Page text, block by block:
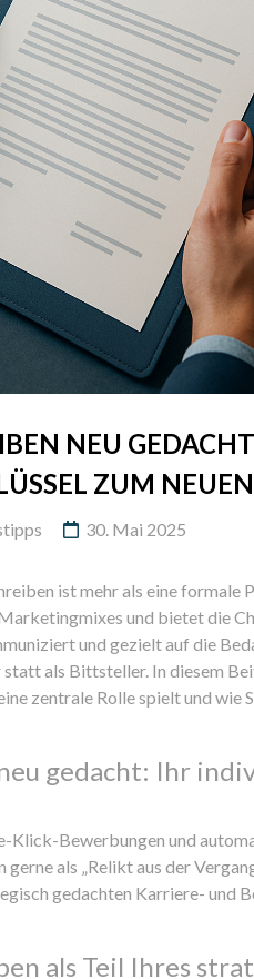
NEU
ZUM
30. Mai 2025
ist mehr als eine formale
und bietet die
und gezielt auf die
als Bittsteller. In diesem
zentrale Rolle spielt und wie
gedacht: Ihr
Klick-Bewerbungen und
als „Relikt aus der
gedachten Karriere- und
als Teil Ihres